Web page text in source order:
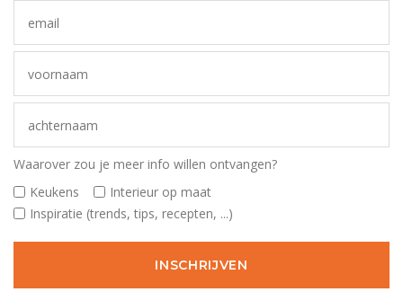
Waarover zou je meer info willen ontvangen?
Keukens
Interieur op maat
Inspiratie (trends, tips, recepten, ...)
INSCHRIJVEN